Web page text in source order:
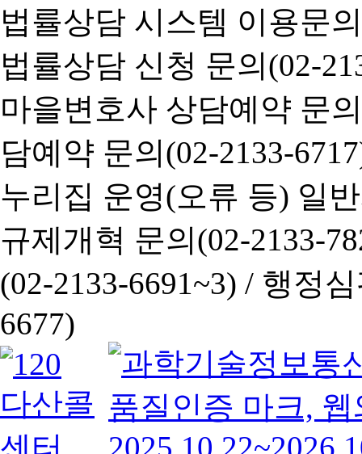
법률상담 시스템 이용문
법률상담 신청 문의(02-
마을변호사 상담예약 문
담예약 문의(02-2133-
누리집 운영(오류 등) 일
규제개혁 문의(02-2133-
(02-2133-6691~3) / 행정심
6677)